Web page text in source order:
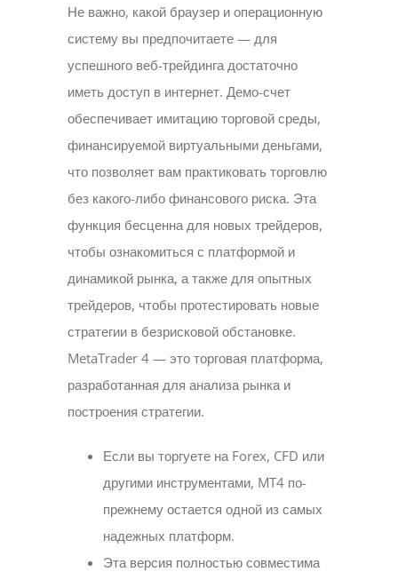
Не важно, какой браузер и операционную
систему вы предпочитаете — для
успешного веб-трейдинга достаточно
иметь доступ в интернет. Демо-счет
обеспечивает имитацию торговой среды,
финансируемой виртуальными деньгами,
что позволяет вам практиковать торговлю
без какого-либо финансового риска. Эта
функция бесценна для новых трейдеров,
чтобы ознакомиться с платформой и
динамикой рынка, а также для опытных
трейдеров, чтобы протестировать новые
стратегии в безрисковой обстановке.
MetaTrader 4 — это торговая платформа,
разработанная для анализа рынка и
построения стратегии.
Если вы торгуете на Forex, CFD или
другими инструментами, MT4 по-
прежнему остается одной из самых
надежных платформ.
Эта версия полностью совместима